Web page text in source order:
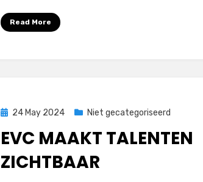
Read More
Posted
24 May 2024 Niet gecategoriseerd
EVC MAAKT TALENTEN
ZICHTBAAR